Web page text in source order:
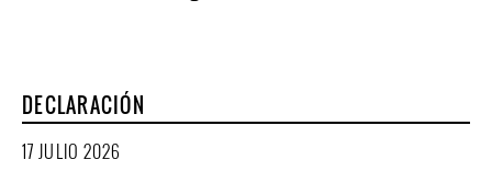
DECLARACIÓN
17 JULIO 2026